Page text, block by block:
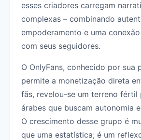
esses criadores carregam
complexas – combinando
empoderamento e uma
com seus seguidores.
O OnlyFans, conhecido por sua
permite a monetização direta
fãs, revelou-se um terreno fértil
árabes que buscam autonomia
O crescimento desse grupo é
que uma estatística; é um